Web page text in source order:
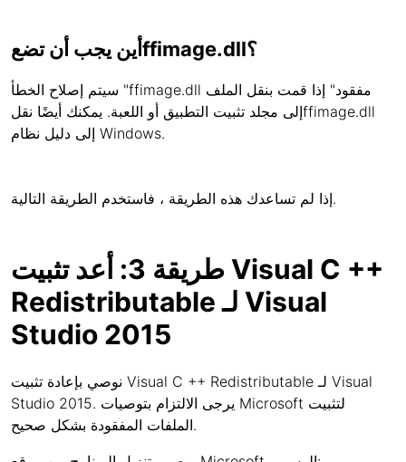
أين يجب أن تضعffimage.dll؟
سيتم إصلاح الخطأ "ffimage.dll مفقود" إذا قمت بنقل الملف
إلى مجلد تثبيت التطبيق أو اللعبة. يمكنك أيضًا نقلffimage.dll
إلى دليل نظام Windows.
إذا لم تساعدك هذه الطريقة ، فاستخدم الطريقة التالية.
طريقة 3: أعد تثبيت Visual C ++
Redistributable لـ Visual
Studio 2015
نوصي بإعادة تثبيت Visual C ++ Redistributable لـ Visual
Studio 2015. يرجى الالتزام بتوصيات Microsoft لتثبيت
الملفات المفقودة بشكل صحيح.